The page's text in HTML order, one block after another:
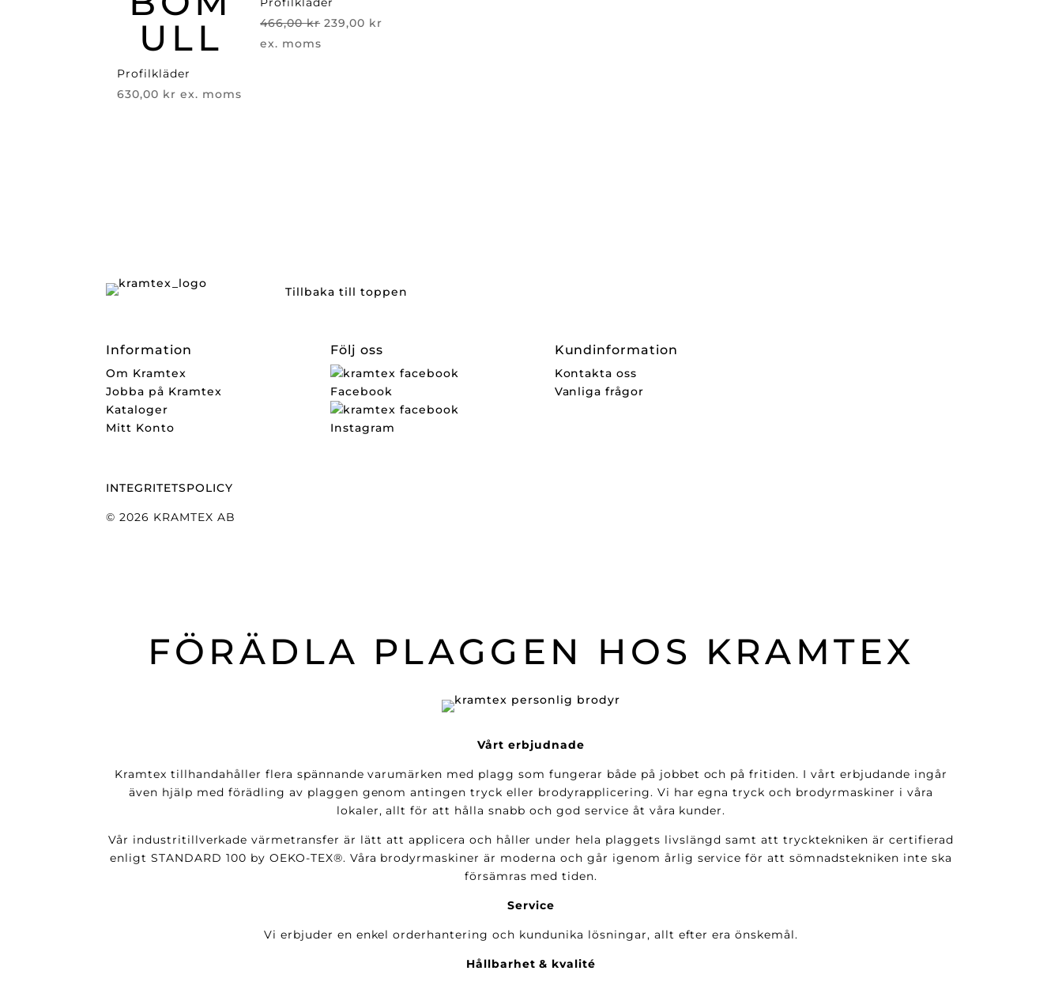
ULL
Profilkläder
630,00 kr ex. moms
466,00kr Det
239,00 krDet
ex. moms
Tillbaka till toppen
Information
Om Kramtex
Jobba på Kramtex
Kataloger
Mitt Konto
Följ oss
Facebook
Instagram
Kundinformation
Kontakta oss
Vanliga frågor
INTEGRITETSPOLICY
© 2026 KRAMTEX AB
FÖRÄDLA PLAGGEN HOS KRAMTEX
Vårt erbjudnade
Kramtex tillhandahåller flera spännande varumärken med plagg som fungerar både på jobbet och på fritiden. I vårt erbjudande ingår
även hjälp med förädling av plaggen genom antingen tryck eller brodyrapplicering. Vi har egna tryck och brodyrmaskiner i våra
lokaler, allt för att hålla snabb och god service åt våra kunder.
Vår industritillverkade värmetransfer är lätt att applicera och håller under hela plaggets livslängd samt att trycktekniken är certifierad
enligt STANDARD 100 by OEKO-TEX®. Våra brodyrmaskiner är moderna och går igenom årlig service för att sömnadstekniken inte ska
försämras med tiden.
Service
Vi erbjuder en enkel orderhantering och kundunika lösningar, allt efter era önskemål.
Hållbarhet & kvalité